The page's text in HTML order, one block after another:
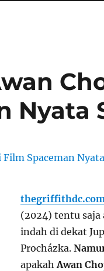
Nyata
(2024) tentu saja
indah di dekat
Procházka.
apakahAwan